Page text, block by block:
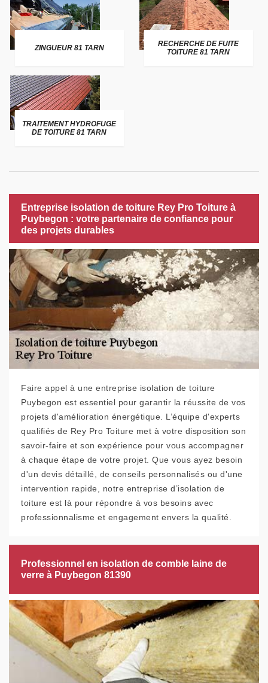
ZINGUEUR 81 TARN
RECHERCHE DE FUITE
TOITURE 81 TARN
TRAITEMENT HYDROFUGE
DE TOITURE 81 TARN
Entreprise isolation de toiture Rey Pro Toiture à
Puybegon : votre partenaire de confiance pour
des projets durables
Faire appel à une entreprise isolation de toiture
Puybegon est essentiel pour garantir la réussite de vos
projets d'amélioration énergétique. L’équipe d'experts
qualifiés de Rey Pro Toiture met à votre disposition son
savoir-faire et son expérience pour vous accompagner
à chaque étape de votre projet. Que vous ayez besoin
d'un devis détaillé, de conseils personnalisés ou d'une
intervention rapide, notre entreprise d’isolation de
toiture est là pour répondre à vos besoins avec
professionnalisme et engagement envers la qualité.
Professionnel en isolation de comble laine de
verre à Puybegon 81390